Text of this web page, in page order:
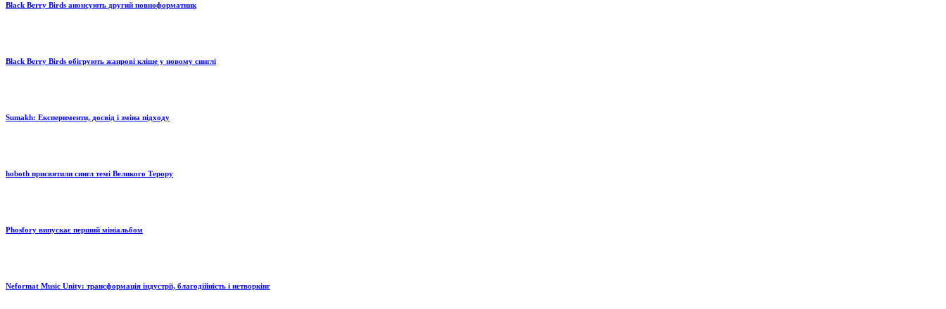
Black Berry Birds анонсують другий повноформатник
Black Berry Birds обігрують жанрові кліше у новому синглі
Sumakh: Експерименти, досвід і зміна підходу
hoboth присвятили сингл темі Великого Терору
Phosfory випускає перший мініальбом
Neformat Music Unity: трансформація індустрії, благодійність і нетворкінг